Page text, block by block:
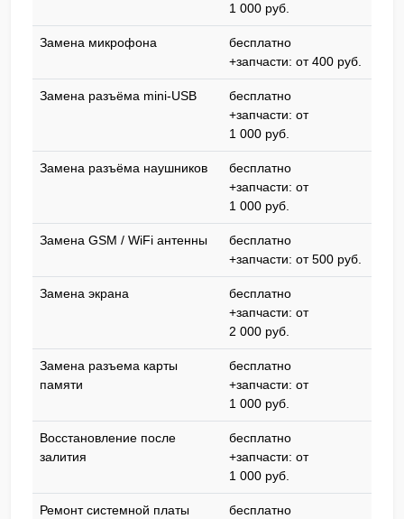
1 000 pyб.
Замена микрофона
бесплатно
+запчасти: от 400 pyб.
Замена разъёма mini-USB
бесплатно
+запчасти: от
1 000 pyб.
Замена разъёма наушников
бесплатно
+запчасти: от
1 000 pyб.
Замена GSM / WiFi антенны
бесплатно
+запчасти: от 500 pyб.
Замена экрана
бесплатно
+запчасти: от
2 000 pyб.
Замена разъема карты
памяти
бесплатно
+запчасти: от
1 000 pyб.
Восстановление после
залития
бесплатно
+запчасти: от
1 000 pyб.
Ремонт системной платы
бесплатно